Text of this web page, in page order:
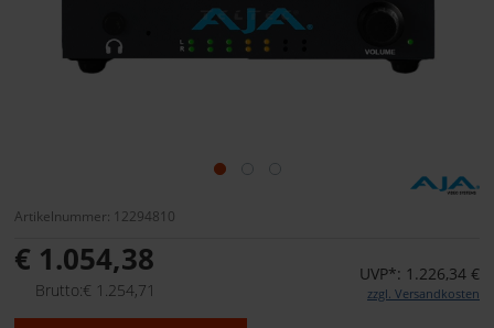
Artikelnummer: 12294810
€ 1.054,38
Brutto:€ 1.254,71
UVP*: 1.226,34 €
zzgl. Versandkosten